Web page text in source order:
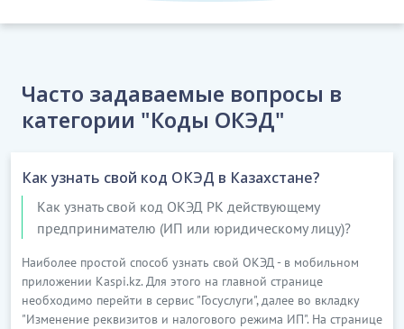
Часто задаваемые вопросы в
категории "Коды ОКЭД"
Как узнать свой код ОКЭД в Казахстане?
Как узнать свой код ОКЭД РК действующему
предпринимателю (ИП или юридическому лицу)?
Наиболее простой способ узнать свой ОКЭД - в мобильном
приложении Kaspi.kz. Для этого на главной странице
необходимо перейти в сервис "Госуслуги", далее во вкладку
"Изменение реквизитов и налогового режима ИП". На странице